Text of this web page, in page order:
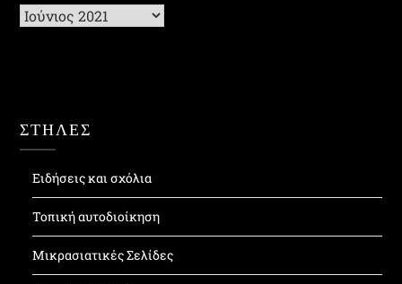
Ιστορικό
ΣΤΗΛΕΣ
Ειδήσεις και σχόλια
Τοπική αυτοδιοίκηση
Μικρασιατικές Σελίδες